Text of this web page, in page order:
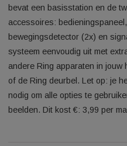
die je aan de Ring app op
rechtstreekse meldingen
systeem heeft een
als de stroom uitvalt.
back-up als ook de wifi niet
bevat een basisstation en